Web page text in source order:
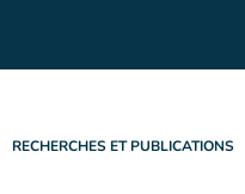
RECHERCHES ET PUBLICATIONS